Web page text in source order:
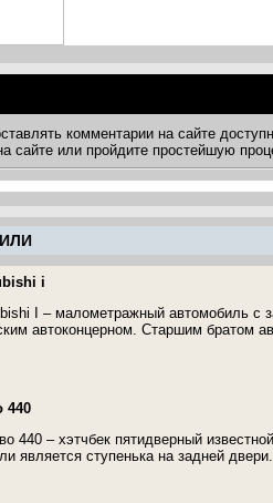
комментарии на сайте
сайте или пройдите простейшую
i
I – малометражный автомобиль
автоконцерном. Старшим братом
440
440 – хэтчбек пятидверный
является ступенька на задней двери.